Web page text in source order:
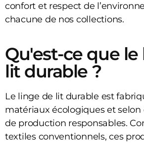
confort et respect de
chacune de nos collections.
Qu'est-ce que
lit durable ?
Le linge de lit durable est
matériaux écologiques et
de production responsables.
textiles conventionnels, ces